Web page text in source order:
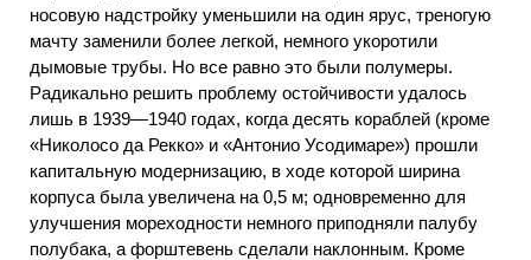
носовую надстройку уменьшили на один ярус, треногую
мачту заменили более легкой, немного укоротили
дымовые трубы. Но все равно это были полумеры.
Радикально решить проблему остойчивости удалось
лишь в 1939—1940 годах, когда десять кораблей (кроме
«Николосо да Рекко» и «Антонио Усодимаре») прошли
капитальную модернизацию, в ходе которой ширина
корпуса была увеличена на 0,5 м; одновременно для
улучшения мореходности немного приподняли палубу
полубака, а форштевень сделали наклонным. Кроме